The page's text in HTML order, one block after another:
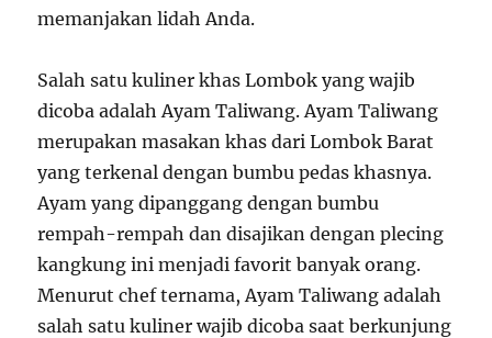
memanjakan lidah Anda.
Salah satu kuliner khas Lombok yang wajib
dicoba adalah Ayam Taliwang. Ayam Taliwang
merupakan masakan khas dari Lombok Barat
yang terkenal dengan bumbu pedas khasnya.
Ayam yang dipanggang dengan bumbu
rempah-rempah dan disajikan dengan plecing
kangkung ini menjadi favorit banyak orang.
Menurut chef ternama, Ayam Taliwang adalah
salah satu kuliner wajib dicoba saat berkunjung